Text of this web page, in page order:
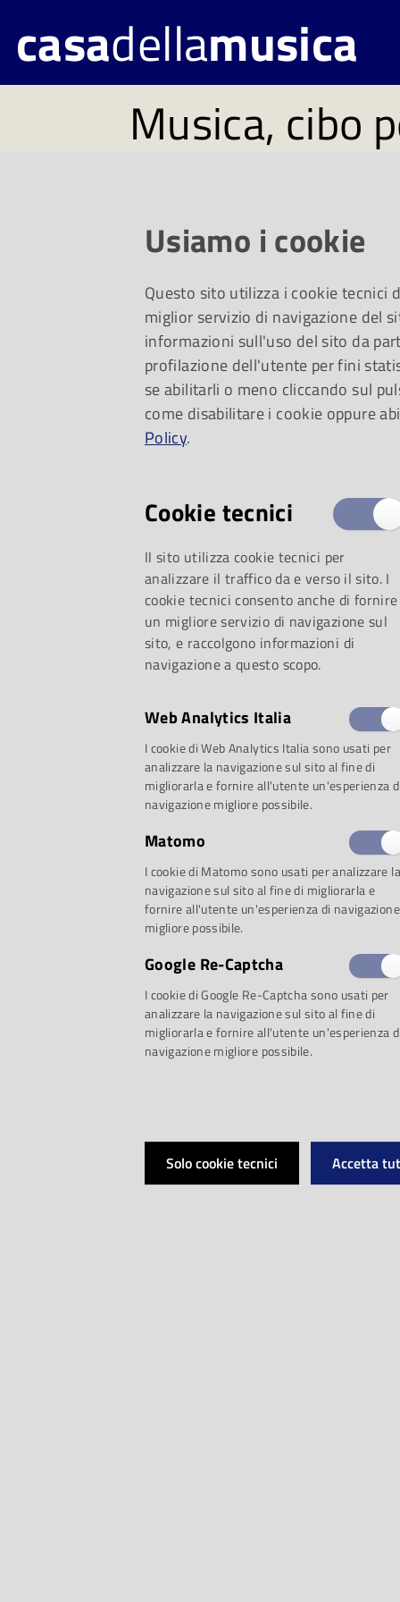
casadellamusica
Musica, cibo
lunedì 30
Un viaggio dai
musica-animali e,
Norma di
selezione:
Proposta 1:
I più interessanti,
tra il mondo della
animali
Crocodile rock:
Ezio
Usiamo i cookie
Questo sito utilizza i cookie tecnici
miglior servizio di navigazione del
informazioni sull'uso del sito da
profilazione dell'utente per fini
se abilitarli o meno cliccando sul
come disabilitare i cookie oppure
Policy.
Cookie tecnici
Il sito utilizza cookie tecnici per
analizzare il traffico da e verso il sito. I
cookie tecnici consento anche di fornire
un migliore servizio di navigazione sul
sito, e raccolgono informazioni di
navigazione a questo scopo.
Web Analytics Italia
I cookie di Web Analytics Italia sono usati per
analizzare la navigazione sul sito al fine di
migliorarla e fornire all'utente un'esperienza
navigazione migliore possibile.
Matomo
I cookie di Matomo sono usati per analizzare la
navigazione sul sito al fine di migliorarla e
fornire all'utente un'esperienza di navigazione
migliore possibile.
Google Re-Captcha
I cookie di Google Re-Captcha sono usati per
analizzare la navigazione sul sito al fine di
migliorarla e fornire all'utente un'esperienza
navigazione migliore possibile.
Solo cookie tecnici Accetta